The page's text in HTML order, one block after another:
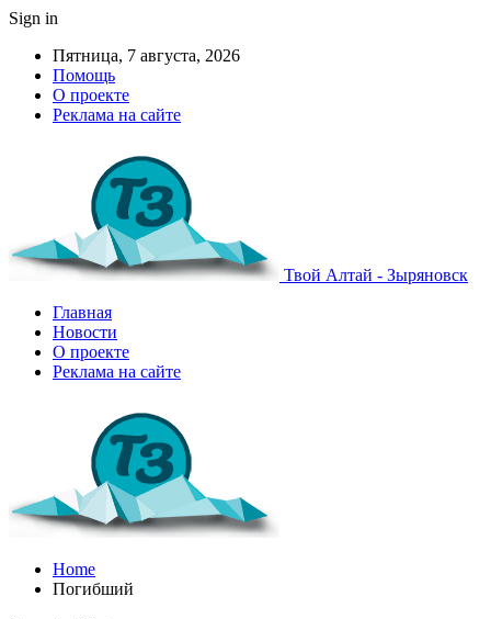
Sign in
Пятница, 7 августа, 2026
Помощь
О проекте
Реклама на сайте
Твой Алтай - Зыряновск
Главная
Новости
О проекте
Реклама на сайте
Home
Погибший